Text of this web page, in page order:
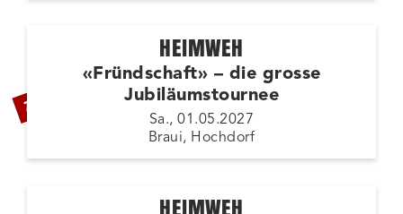
ZUSATZSHOW
HEIMWEH
«Fründschaft» – die grosse
Jubiläumstournee
Sa., 01.05.2027
Braui, Hochdorf
HEIMWEH